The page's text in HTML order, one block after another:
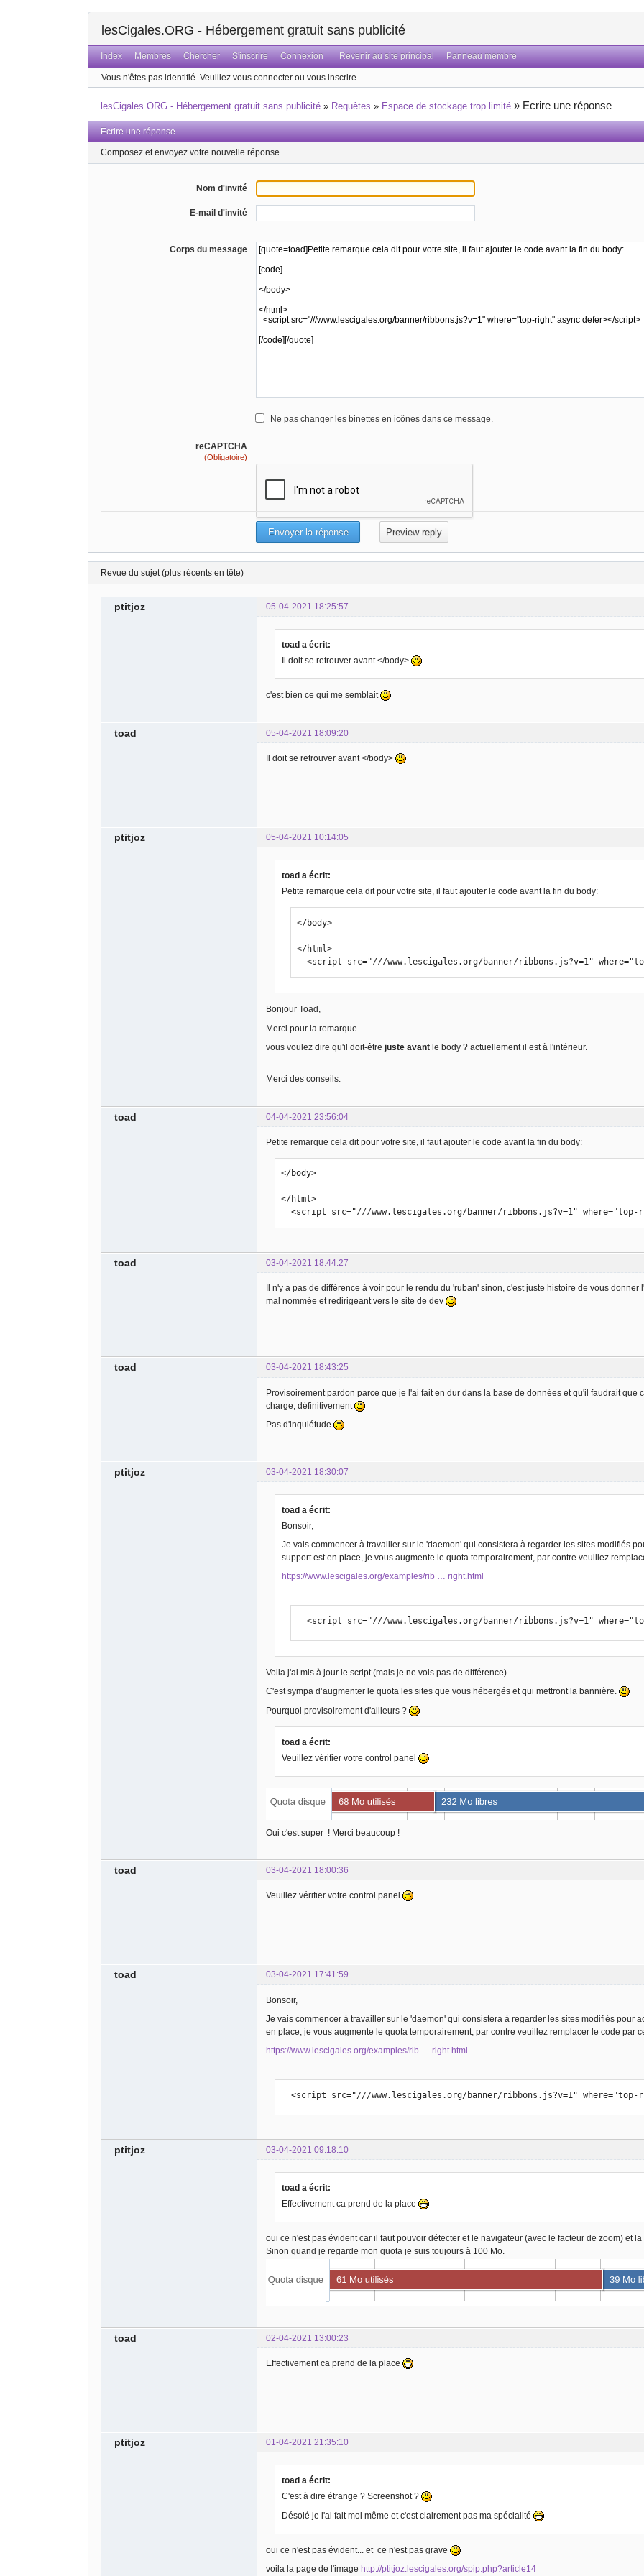
lesCigales.ORG - Hébergement gratuit sans publicité
Index Membres Chercher S'inscrire Connexion Revenir au site principal Panneau membre
Vous n'êtes pas identifié. Veuillez vous connecter ou vous inscrire.
lesCigales.ORG - Hébergement gratuit sans publicité » Requêtes » Espace de stockage trop limité » Ecrire une réponse
Ecrire une réponse
Composez et envoyez votre nouvelle réponse
Nom d'invité
E-mail d'invité
Corps du message
Ne pas changer les binettes en icônes dans ce message.
reCAPTCHA
(Obligatoire)
Revue du sujet (plus récents en tête)
ptitjoz 05-04-2021 18:25:57
toad a écrit:
Il doit se retrouver avant </body>
c'est bien ce qui me semblait
toad 05-04-2021 18:09:20
Il doit se retrouver avant </body>
ptitjoz 05-04-2021 10:14:05
toad a écrit:
Petite remarque cela dit pour votre site, il faut ajouter le code avant la fin du body:
</body>
</html>
<script src="///www.lescigales.org/banner/ribbons.js?v=1"
Bonjour Toad,
Merci pour la remarque.
vous voulez dire qu'il doit-être juste avant le body ? actuellement il est à l'intérieur.
Merci des conseils.
toad 04-04-2021 23:56:04
Petite remarque cela dit pour votre site, il faut ajouter le code avant la fin du body:
</body>
</html>
<script src="///www.lescigales.org/banner/ribbons.js?v=1"
toad 03-04-2021 18:44:27
Il n'y a pas de différence à voir pour le rendu du 'ruban' sinon, c'est juste histoire de vous
mal nommée et redirigeant vers le site de dev
toad 03-04-2021 18:43:25
Provisoirement pardon parce que je l'ai fait en dur dans la base de données et qu'il faudrait que
charge, définitivement
Pas d'inquiétude
ptitjoz 03-04-2021 18:30:07
toad a écrit:
Bonsoir,
Je vais commencer à travailler sur le 'daemon' qui consistera à regarder les sites modifiés
support est en place, je vous augmente le quota temporairement, par contre veuillez
https://www.lescigales.org/examples/rib … right.html
<script src="///www.lescigales.org/banner/ribbons.js?v=1"
Voila j'ai mis à jour le script (mais je ne vois pas de différence)
C'est sympa d’augmenter le quota les sites que vous hébergés et qui mettront la bannière.
Pourquoi provisoirement d'ailleurs ?
toad a écrit:
Veuillez vérifier votre control panel
Oui c'est super ! Merci beaucoup !
toad 03-04-2021 18:00:36
Veuillez vérifier votre control panel
toad 03-04-2021 17:41:59
Bonsoir,
Je vais commencer à travailler sur le 'daemon' qui consistera à regarder les sites modifiés pour
en place, je vous augmente le quota temporairement, par contre veuillez remplacer le code par
https://www.lescigales.org/examples/rib … right.html
<script src="///www.lescigales.org/banner/ribbons.js?v=1"
ptitjoz 03-04-2021 09:18:10
toad a écrit:
Effectivement ca prend de la place
oui ce n'est pas évident car il faut pouvoir détecter et le navigateur (avec le facteur de zoom) et
Sinon quand je regarde mon quota je suis toujours à 100 Mo.
toad 02-04-2021 13:00:23
Effectivement ca prend de la place
ptitjoz 01-04-2021 21:35:10
toad a écrit:
C'est à dire étrange ? Screenshot ?
Désolé je l'ai fait moi même et c'est clairement pas ma spécialité
oui ce n'est pas évident... et ce n'est pas grave
voila la page de l'image http://ptitjoz.lescigales.org/spip.php?article14